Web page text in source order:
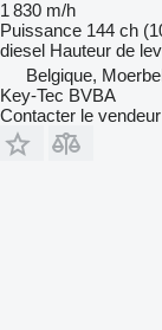
1 830 m/h
Puissance 144 ch
diesel Hauteur de
Belgique,
Key-Tec BVBA
Contacter le vendeur